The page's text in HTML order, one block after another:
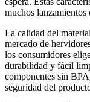
muchos lanzamientos
La calidad del
mercado de
los consumidores
durabilidad y fácil
componentes sin
seguridad del